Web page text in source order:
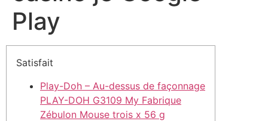
Play
Satisfait
Play-Doh – Au-dessus de façonnage
PLAY-DOH G3109 My Fabrique
Zébulon Mouse trois x 56 g